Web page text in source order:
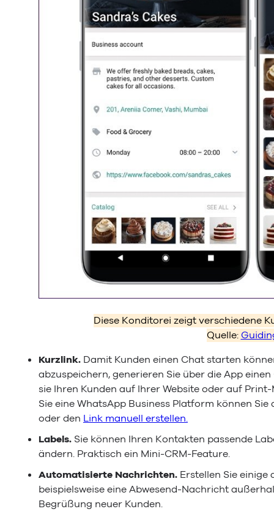
Diese Konditorei zeigt verschiedene
Quelle:
Kurzlink. Damit Kunden einen Chat starten
abzuspeichern, generieren Sie über die App
sie Ihren Kunden auf Ihrer Website oder auf
Sie eine WhatsApp Business Platform können
oder den Link manuell erstellen.
Labels. Sie können Ihren Kontakten passende
ändern. Praktisch ein Mini-CRM-Feature.
Automatisierte Nachrichten. Erstellen Sie
beispielsweise eine Abwesend-Nachricht
Begrüßung neuer Kunden.